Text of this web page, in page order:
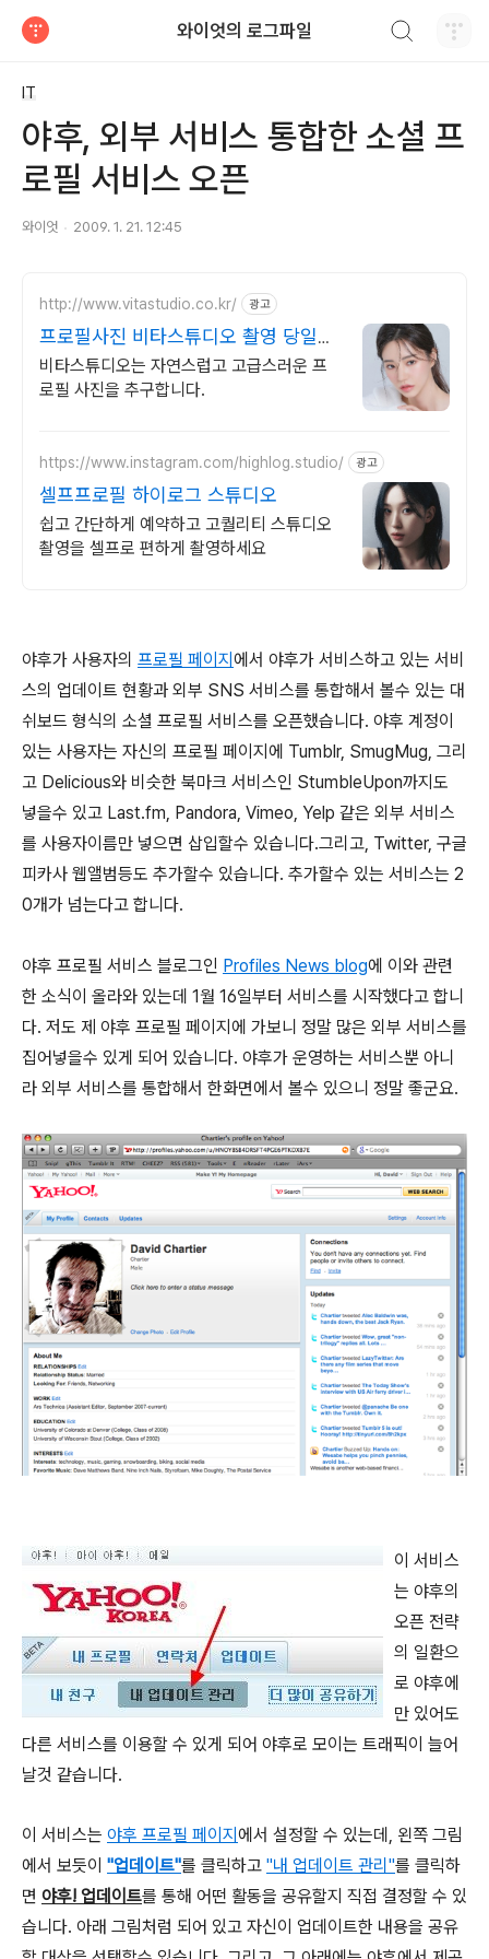
와이엇의 로그파일
IT
야후, 외부 서비스 통합한 소셜 프
로필 서비스 오픈
와이엇 2009. 1. 21. 12:45
http://www.vitastudio.co.kr/ 광고
프로필사진 비타스튜디오 촬영 당일
1:1 사진수정
비타스튜디오는 자연스럽고 고급스러운 프
로필 사진을 추구합니다.
https://www.instagram.com/highlog.studio/ 광고
셀프프로필 하이로그 스튜디오
쉽고 간단하게 예약하고 고퀄리티 스튜디오
촬영을 셀프로 편하게 촬영하세요
야후가 사용자의 프로필 페이지에서 야후가 서비스하고 있는 서비
스의 업데이트 현황과 외부 SNS 서비스를 통합해서 볼수 있는 대
쉬보드 형식의 소셜 프로필 서비스를 오픈했습니다. 야후 계정이
있는 사용자는 자신의 프로필 페이지에 Tumblr, SmugMug, 그리
고 Delicious와 비슷한 북마크 서비스인 StumbleUpon까지도
넣을수 있고 Last.fm, Pandora, Vimeo, Yelp 같은 외부 서비스
를 사용자이름만 넣으면 삽입할수 있습니다.그리고, Twitter, 구글
피카사 웹앨범등도 추가할수 있습니다. 추가할수 있는 서비스는 2
0개가 넘는다고 합니다.
야후 프로필 서비스 블로그인 Profiles News blog에 이와 관련
한 소식이 올라와 있는데 1월 16일부터 서비스를 시작했다고 합니
다. 저도 제 야후 프로필 페이지에 가보니 정말 많은 외부 서비스를
집어넣을수 있게 되어 있습니다. 야후가 운영하는 서비스뿐 아니
라 외부 서비스를 통합해서 한화면에서 볼수 있으니 정말 좋군요.
이 서비스
는 야후의
오픈 전략
의 일환으
로 야후에
만 있어도
다른 서비스를 이용할 수 있게 되어 야후로 모이는 트래픽이 늘어
날것 같습니다.
이 서비스는 야후 프로필 페이지에서 설정할 수 있는데, 왼쪽 그림
에서 보듯이 "업데이트"를 클릭하고 "내 업데이트 관리"를 클릭하
면 야후! 업데이트를 통해 어떤 활동을 공유할지 직접 결정할 수 있
습니다. 아래 그림처럼 되어 있고 자신이 업데이트한 내용을 공유